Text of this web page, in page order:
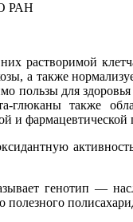
РАН
растворимой
а также
пользы для
глюканы также
и
генотип —